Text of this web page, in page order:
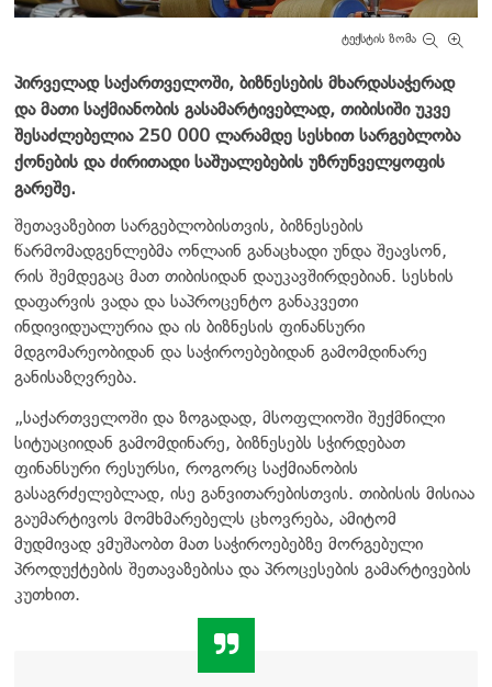
ტექსტის ზომა
პირველად საქართველოში, ბიზნესების მხარდასაჭერად
და მათი საქმიანობის გასამარტივებლად, თიბისიში უკვე
შესაძლებელია 250 000 ლარამდე სესხით სარგებლობა
ქონების და ძირითადი საშუალებების უზრუნველყოფის
გარეშე.
შეთავაზებით სარგებლობისთვის, ბიზნესების
წარმომადგენლებმა ონლაინ განაცხადი უნდა შეავსონ,
რის შემდეგაც მათ თიბისიდან დაუკავშირდებიან. სესხის
დაფარვის ვადა და საპროცენტო განაკვეთი
ინდივიდუალურია და ის ბიზნესის ფინანსური
მდგომარეობიდან და საჭიროებებიდან გამომდინარე
განისაზღვრება.
„საქართველოში და ზოგადად, მსოფლიოში შექმნილი
სიტუაციიდან გამომდინარე, ბიზნესებს სჭირდებათ
ფინანსური რესურსი, როგორც საქმიანობის
გასაგრძელებლად, ისე განვითარებისთვის. თიბისის მისიაა
გაუმარტივოს მომხმარებელს ცხოვრება, ამიტომ
მუდმივად ვმუშაობთ მათ საჭიროებებზე მორგებული
პროდუქტების შეთავაზებისა და პროცესების გამარტივების
კუთხით.